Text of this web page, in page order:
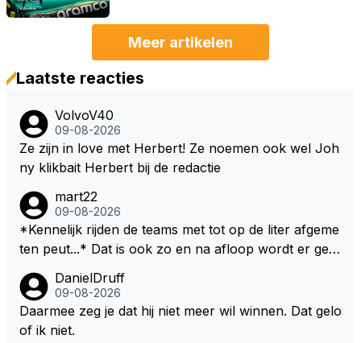
Meer artikelen
Laatste reacties
VolvoV40
09-08-2026
Ze zijn in love met Herbert! Ze noemen ook wel Joh
ny klikbait Herbert bij de redactie
mart22
09-08-2026
*Kennelijk rijden de teams met tot op de liter afgeme
ten peut...* Dat is ook zo en na afloop wordt er gec
zitten. Om die reden is Vettel ooit gediskwalificeerd. J
e hoort soms ook wel eens dat ze brandstoof moete
n sparen als de race engineer denkt dat ze die ene li
DanielDruff
09-08-2026
Daarmee zeg je dat hij niet meer wil winnen. Dat gelo
of ik niet.